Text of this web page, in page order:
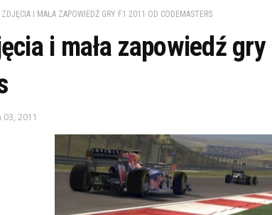
ZDJĘCIA I MAŁA ZAPOWIEDŹ GRY F1 2011 OD CODEMASTERS
i mała zapowiedź gry
03, 2011